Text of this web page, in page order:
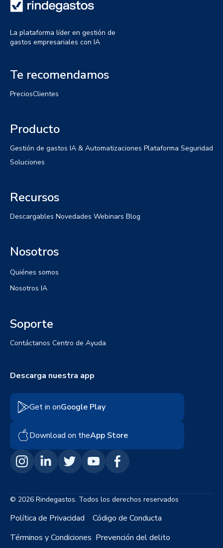
La plataforma líder en gestión de
gastos empresariales con IA
Te recomendamos
PreciosClientes
Producto
Gestión de gastos IA & Automatizaciones Plataforma Seguridad
Soluciones
Recursos
Descargables Novedades Webinars Blog
Nosotros
Quiénes somos
Nosotros IA
Soporte
Contáctanos Centro de Ayuda
© 2026 Rindegastos. Todos los derechos reservados
Política de Privacidad
Código de Conducta
Términos y Condiciones Prevención del delito
Descarga nuestra app
Get in onGoogle Play
Download on theApp Store